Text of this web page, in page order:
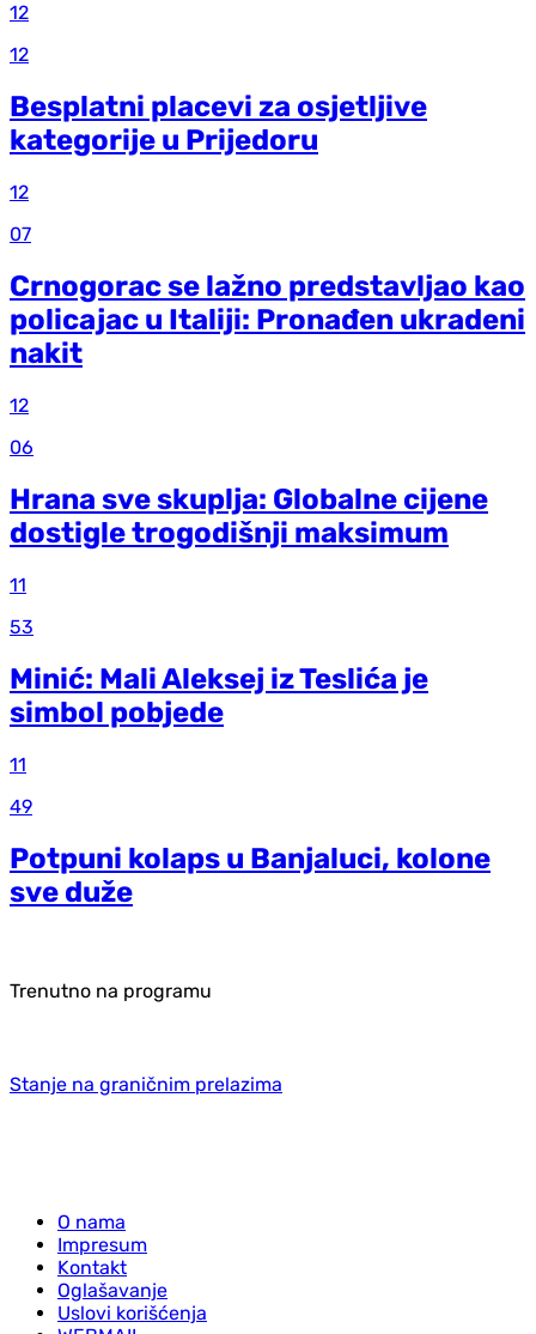
12
12
Besplatni placevi za osjetljive
kategorije u Prijedoru
12
07
Crnogorac se lažno predstavljao kao
policajac u Italiji: Pronađen ukradeni
nakit
12
06
Hrana sve skuplja: Globalne cijene
dostigle trogodišnji maksimum
11
53
Minić: Mali Aleksej iz Teslića je
simbol pobjede
11
49
Potpuni kolaps u Banjaluci, kolone
sve duže
Trenutno na programu
Stanje na graničnim prelazima
O nama
Impresum
Kontakt
Oglašavanje
Uslovi korišćenja